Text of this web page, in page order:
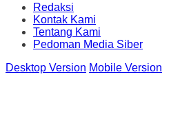
Redaksi
Kontak Kami
Tentang Kami
Pedoman Media Siber
Desktop Version Mobile Version